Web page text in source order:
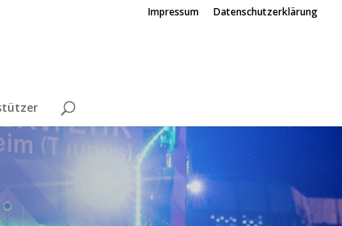
Impressum Datenschutzerklärung